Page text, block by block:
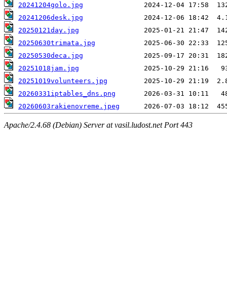
20241204golo.jpg
20241206desk.jpg
20250121day.jpg
20250630trimata.jpg
20250530deca.jpg
20251018jam.jpg
20251019volunteers.jpg
20260331iptables_dns.png
20260603rakienovreme.jpeg
Apache/2.4.68 (Debian) Server at vasil.ludost.net Port 443